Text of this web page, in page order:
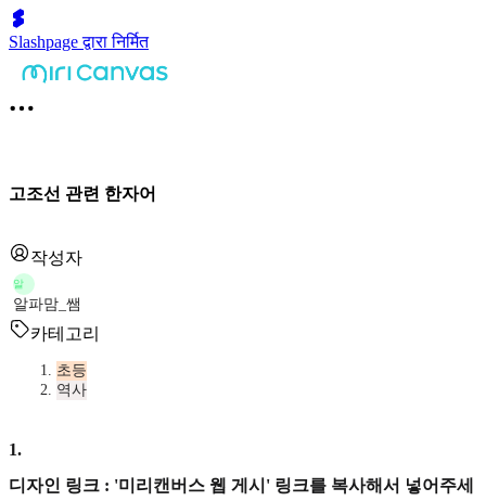
Slashpage द्वारा निर्मित
고조선 관련 한자어
작성자
알
알파맘_쌤
카테고리
초등
역사
1.
디자인 링크 : '미리캔버스 웹 게시' 링크를 복사해서 넣어주세